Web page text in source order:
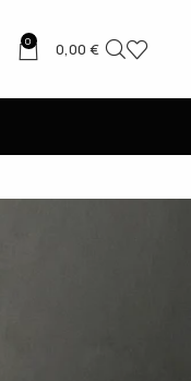
0 0,00€